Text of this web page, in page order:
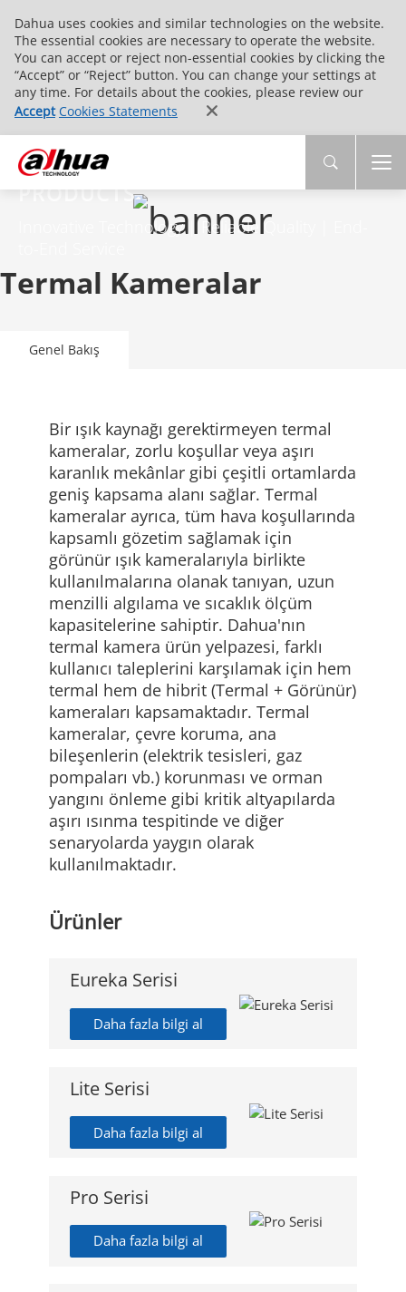
Dahua uses cookies and similar technologies on the website.
The essential cookies are necessary to operate the website.
You can accept or reject non-essential cookies by clicking the
“Accept” or “Reject” button. You can change your settings at
any time. For details about the cookies, please review our
Accept Cookies Statements
PRODUCTS
Innovative Technology | Reliable Quality | End-
Termal Kameralar
Genel Bakış
Bir ışık kaynağı gerektirmeyen termal
kameralar, zorlu koşullar veya aşırı
karanlık mekânlar gibi çeşitli ortamlarda
geniş kapsama alanı sağlar. Termal
kameralar ayrıca, tüm hava koşullarında
kapsamlı gözetim sağlamak için
görünür ışık kameralarıyla birlikte
kullanılmalarına olanak tanıyan, uzun
menzilli algılama ve sıcaklık ölçüm
kapasitelerine sahiptir. Dahua'nın
termal kamera ürün yelpazesi, farklı
kullanıcı taleplerini karşılamak için hem
termal hem de hibrit (Termal + Görünür)
kameraları kapsamaktadır. Termal
kameralar, çevre koruma, ana
bileşenlerin (elektrik tesisleri, gaz
pompaları vb.) korunması ve orman
yangını önleme gibi kritik altyapılarda
aşırı ısınma tespitinde ve diğer
senaryolarda yaygın olarak
kullanılmaktadır.
Ürünler
Eureka Serisi
Daha fazla bilgi al
Lite Serisi
Daha fazla bilgi al
Pro Serisi
Daha fazla bilgi al